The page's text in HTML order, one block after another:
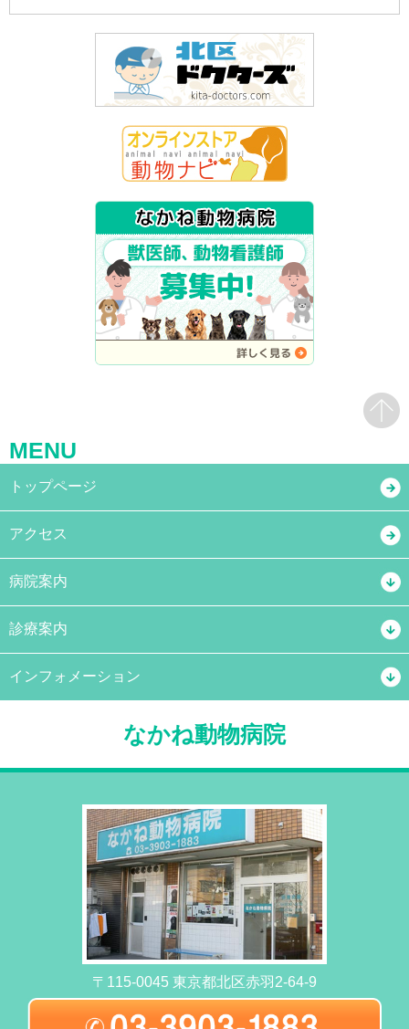
MENU
トップページ
アクセス
病院案内
診療案内
インフォメーション
なかね動物病院
〒115-0045 東京都北区赤羽2-64-9